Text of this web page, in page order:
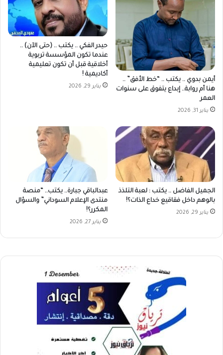
أيمن بدوي .. يكتب .. “خط الأفق” ..
هنا أم روابة.. إبداع يتفوق على سنوات
العمر
يناير 31, 2026
حيدر الفكي .. يكتب .. (حتى الآن) ..
عندما تكون المؤسسة تربوية
أخلاقية قبل أن تكون تعليمية
أكاديمية !
يناير 29, 2026
الجميل الفاضل .. يكتب : لعبة التلذذ
بالوهم داخل فقاقيع خداع الذات؟!
يناير 29, 2026
عبدالباقي جبارة.. يكتب.. “منصة
منتدى الإعلام السوداني” والسؤال
المكرر؟!
يناير 27, 2026